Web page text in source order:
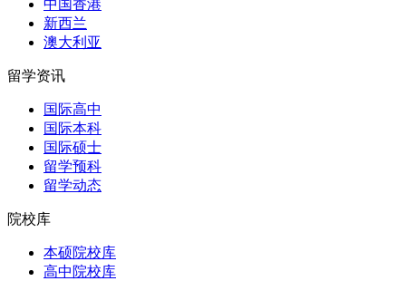
中国香港
新西兰
澳大利亚
留学资讯
国际高中
国际本科
国际硕士
留学预科
留学动态
院校库
本硕院校库
高中院校库